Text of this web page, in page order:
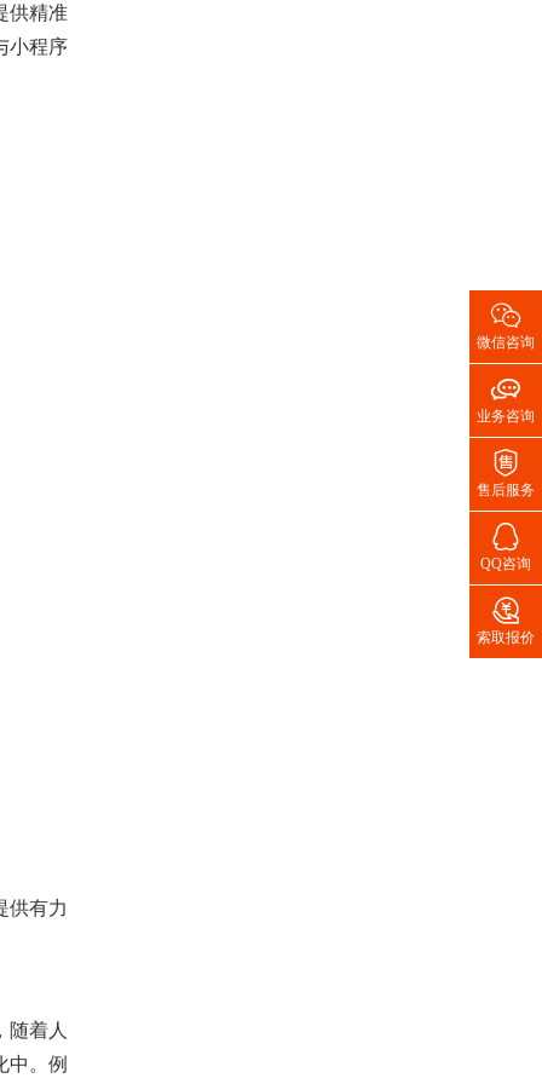

微信咨询

业务咨询

售后服务

QQ咨询

索取报价
供精准
小程序
供有力
随着人
中。例